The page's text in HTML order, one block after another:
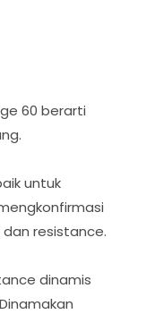
60 berarti
untuk
resistance.
dinamis